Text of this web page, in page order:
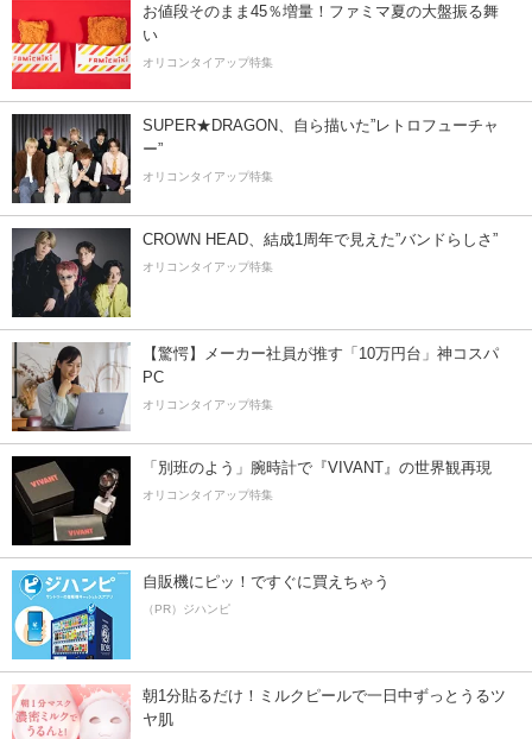
お値段そのまま45％増量！ファミマ夏の大盤振る舞
い
オリコンタイアップ特集
SUPER★DRAGON、自ら描いた”レトロフューチャ
ー”
オリコンタイアップ特集
CROWN HEAD、結成1周年で見えた”バンドらしさ”
オリコンタイアップ特集
【驚愕】メーカー社員が推す「10万円台」神コスパ
PC
オリコンタイアップ特集
「別班のよう」腕時計で『VIVANT』の世界観再現
オリコンタイアップ特集
自販機にピッ！ですぐに買えちゃう
（PR）ジハンピ
朝1分貼るだけ！ミルクピールで一日中ずっとうるツ
ヤ肌